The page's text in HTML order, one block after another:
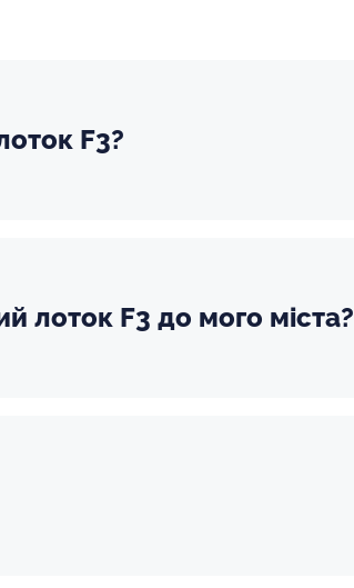
F3?
лоток F3 до мого міста?